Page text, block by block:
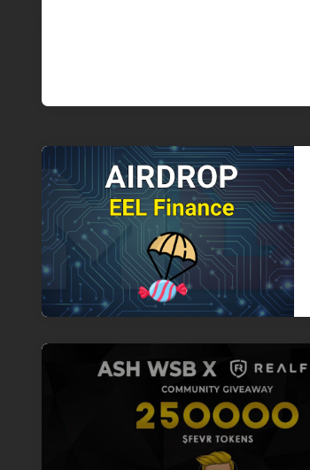
Post
navigation